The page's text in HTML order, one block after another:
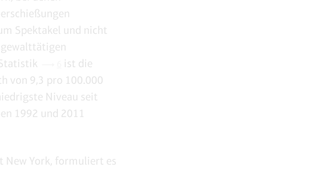
Spektakel und nicht
gewalttätigen
ist die
von 9,3 pro 100.000
Niveau seit
1992 und 2011
New York, formuliert es